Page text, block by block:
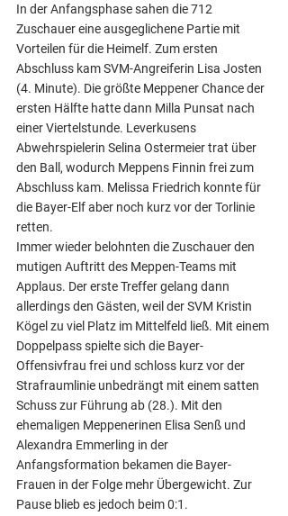
In der Anfangsphase sahen die 712
Zuschauer eine ausgeglichene Partie mit
Vorteilen für die Heimelf. Zum ersten
Abschluss kam SVM-Angreiferin Lisa Josten
(4. Minute). Die größte Meppener Chance der
ersten Hälfte hatte dann Milla Punsat nach
einer Viertelstunde. Leverkusens
Abwehrspielerin Selina Ostermeier trat über
den Ball, wodurch Meppens Finnin frei zum
Abschluss kam. Melissa Friedrich konnte für
die Bayer-Elf aber noch kurz vor der Torlinie
retten.
Immer wieder belohnten die Zuschauer den
mutigen Auftritt des Meppen-Teams mit
Applaus. Der erste Treffer gelang dann
allerdings den Gästen, weil der SVM Kristin
Kögel zu viel Platz im Mittelfeld ließ. Mit einem
Doppelpass spielte sich die Bayer-
Offensivfrau frei und schloss kurz vor der
Strafraumlinie unbedrängt mit einem satten
Schuss zur Führung ab (28.). Mit den
ehemaligen Meppenerinen Elisa Senß und
Alexandra Emmerling in der
Anfangsformation bekamen die Bayer-
Frauen in der Folge mehr Übergewicht. Zur
Pause blieb es jedoch beim 0:1.